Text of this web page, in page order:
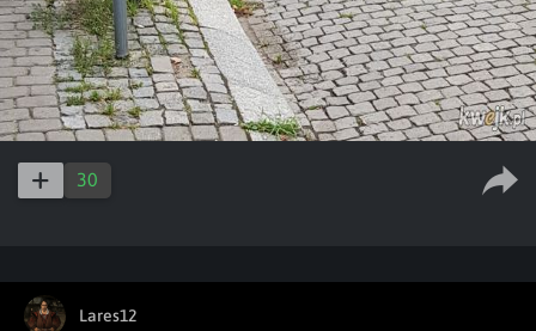
30
Lares12